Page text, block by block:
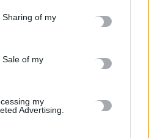
of my
of my
my
Advertising.
Ποιες τροφές προκαλούν